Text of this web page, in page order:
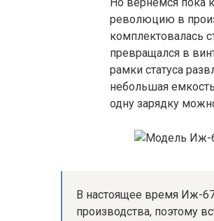
революцию в
комплектовалась
превращался в
рамки статуса
небольшая
одну зарядку
В настоящее время Иж-67
производства, поэтому